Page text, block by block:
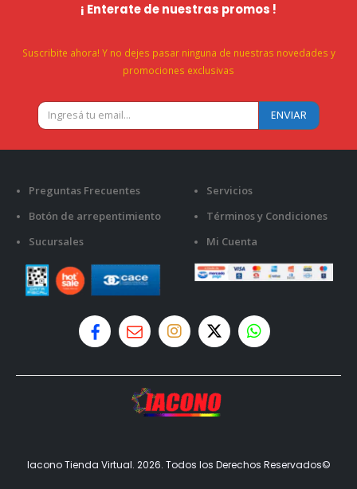
¡ Enterate de nuestras promos !
Suscribite ahora! Y no dejes pasar ninguna de nuestras novedades y
promociones exclusivas
Preguntas Frecuentes
Botón de arrepentimiento
Sucursales
Servicios
Términos y Condiciones
Mi Cuenta
Iacono Tienda Virtual. 2026. Todos los Derechos Reservados©